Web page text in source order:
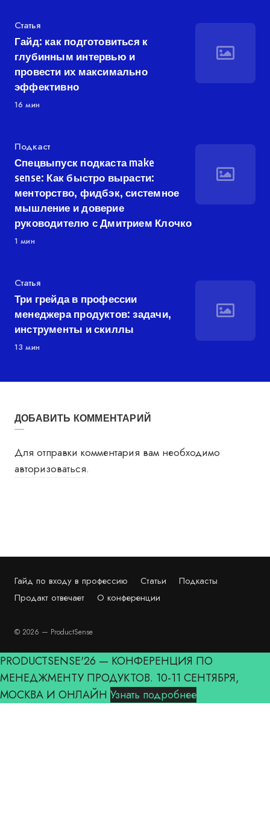
Категория
Статья
Гайд: как подготовиться к
глубинным интервью и
провести их максимально
эффективно
16 мин
Категория
Подкаст
Спецвыпуск подкаста make
sense: Как быстро вырасти:
менторство, фидбэк, системное
мышление и доверие
руководителю с Дмитрием Клочко
1 мин
Категория
Статья
Три грейда в профессии
менеджера продуктов: задачи,
инструменты и скиллы
13 мин
ДОБАВИТЬ КОММЕНТАРИЙ
Для отправки комментария вам необходимо
авторизоваться.
Гайд по входу в профессию Статьи
Подкасты
Продакт отвечает
О конференции
© 2026 — ProductSense
PRODUCTSENSE'26 — КОНФЕРЕНЦИЯ ПО
МЕНЕДЖМЕНТУ ПРОДУКТОВ. 10-11 СЕНТЯБРЯ,
МОСКВА И ОНЛАЙН Узнать подробнее